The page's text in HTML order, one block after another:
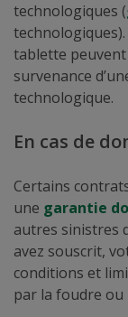
technologiques (
tablette
survenance
technologique.
En cas de
Certains
une garantie
autres sinistres
avez souscrit,
conditions et
par la foudre